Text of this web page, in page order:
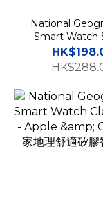
National
Smart Watch
Apple & Galaxy
舒適矽膠智能